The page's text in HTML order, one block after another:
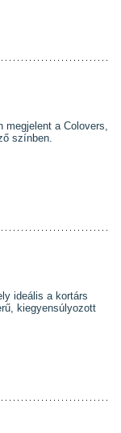
megjelent a Colovers,
színben.
ideális a kortárs
kiegyensúlyozott